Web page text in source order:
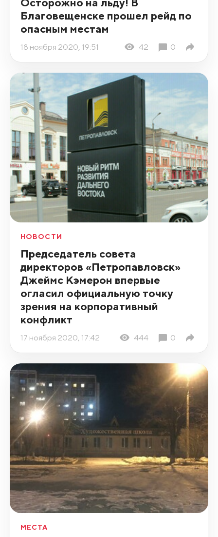
Благовещенске прошел рейд по
опасным местам
18 ноября 2020, 19:51 42 0
НОВОСТИ
Председатель совета
директоров «Петропавловск»
Джеймс Кэмерон впервые
огласил официальную точку
зрения на корпоративный
конфликт
17 ноября 2020, 17:42 444 0
МЕСТА